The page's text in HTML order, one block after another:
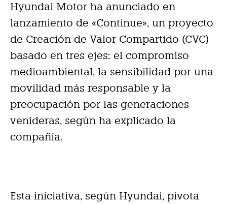
Hyundai Motor ha anunciado en
lanzamiento de «Continue», un proyecto
de Creación de Valor Compartido (CVC)
basado en tres ejes: el compromiso
medioambiental, la sensibilidad por una
movilidad más responsable y la
preocupación por las generaciones
venideras, según ha explicado la
compañía.
Esta iniciativa, según Hyundai, pivota